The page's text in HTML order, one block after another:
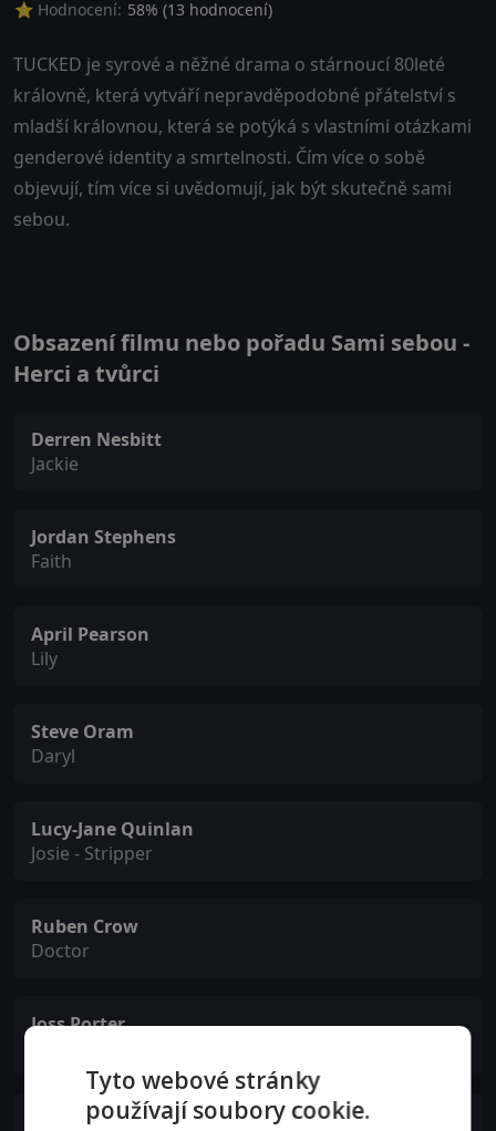
⭐ Hodnocení: 58% (13 hodnocení)
TUCKED je syrové a něžné drama o stárnoucí 80leté
královně, která vytváří nepravděpodobné přátelství s
mladší královnou, která se potýká s vlastními otázkami
genderové identity a smrtelnosti. Čím více o sobě
objevují, tím více si uvědomují, jak být skutečně sami
sebou.
Obsazení filmu nebo pořadu Sami sebou -
Herci a tvůrci
Derren Nesbitt
Jackie
Jordan Stephens
Faith
April Pearson
Lily
Steve Oram
Daryl
Lucy-Jane Quinlan
Josie - Stripper
Ruben Crow
Doctor
Joss Porter
Brendon Burns
Tyto webové stránky
používají soubory cookie.